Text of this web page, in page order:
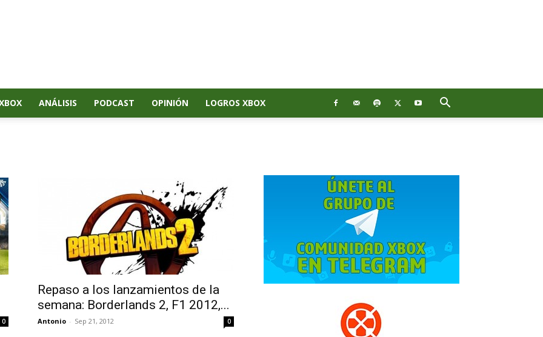
ANÁLISIS PODCAST OPINIÓN LOGROS XBOX
0
Repaso a los lanzamientos de la
semana: Borderlands 2, F1 2012,...
Antonio - Sep 21, 2012 0